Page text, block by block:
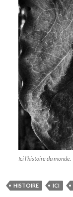
Ici l’histoire du monde.
HISTOIRE ICI